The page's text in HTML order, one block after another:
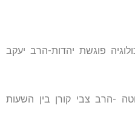
פוגשת יהדות-הרב יעקב
-הרב צבי קורן בין השעות